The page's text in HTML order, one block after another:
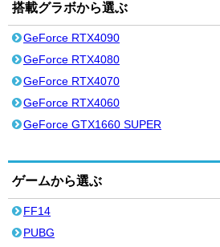
搭載グラボから選ぶ
GeForce RTX4090
GeForce RTX4080
GeForce RTX4070
GeForce RTX4060
GeForce GTX1660 SUPER
ゲームから選ぶ
FF14
PUBG